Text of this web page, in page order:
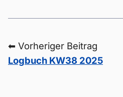
⬅ Vorheriger Beitrag
Logbuch KW38 2025